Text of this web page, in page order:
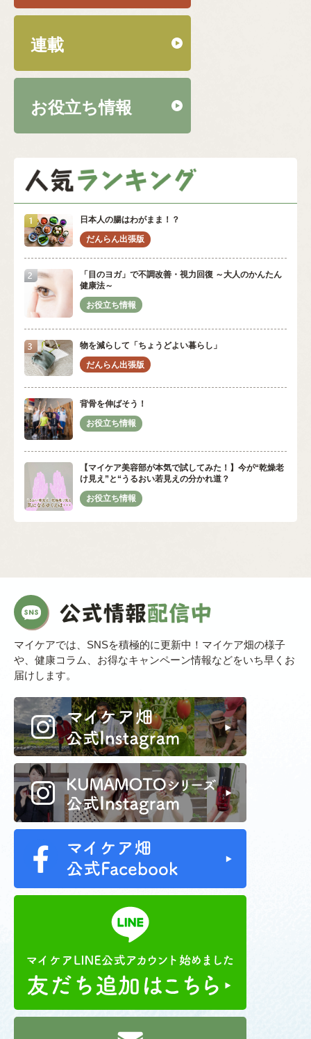
連載
お役立ち情報
日本人の腸はわがまま！？
「目のヨガ」で不調改善・視力回復 ～大人のかんたん
健康法～
物を減らして「ちょうどよい暮らし」
背骨を伸ばそう！
【マイケア美容部が本気で試してみた！】今が“乾燥老
け見え”と“うるおい若見えの分かれ道？
マイケアでは、SNSを積極的に更新中！マイケア畑の様子
や、健康コラム、お得なキャンペーン情報などをいち早くお
届けします。